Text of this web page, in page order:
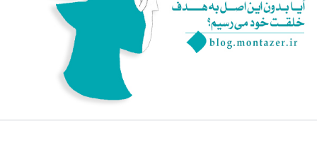
انسان و میل بی‌نهایت
انسان چه چیزی نیست؟
هدف خلقت و جایگاه انسان 0/7